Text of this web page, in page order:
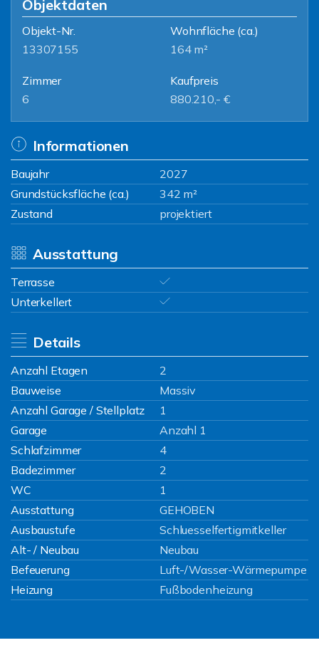
Objektdaten
Objekt-Nr.
13307155
Wohnfläche (ca.)
164 m²
Zimmer
6
Kaufpreis
880.210,- €
Informationen
Baujahr
2027
Grundstücksfläche (ca.)
342 m²
Zustand
projektiert
Ausstattung
Terrasse
Unterkellert
Details
Anzahl Etagen
2
Bauweise
Massiv
Anzahl Garage / Stellplatz
1
Garage
Anzahl 1
Schlafzimmer
4
Badezimmer
2
WC
1
Ausstattung
GEHOBEN
Ausbaustufe
Schluesselfertigmitkeller
Alt- / Neubau
Neubau
Befeuerung
Luft-/Wasser-Wärmepumpe
Heizung
Fußbodenheizung